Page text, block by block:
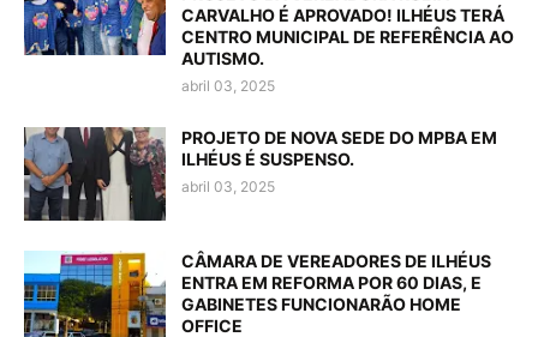
CARVALHO É APROVADO! ILHÉUS TERÁ
CENTRO MUNICIPAL DE REFERÊNCIA AO
AUTISMO.
abril 03, 2025
PROJETO DE NOVA SEDE DO MPBA EM
ILHÉUS É SUSPENSO.
abril 03, 2025
CÂMARA DE VEREADORES DE ILHÉUS
ENTRA EM REFORMA POR 60 DIAS, E
GABINETES FUNCIONARÃO HOME
OFFICE